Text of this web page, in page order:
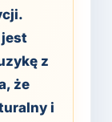
jest
z
że
i